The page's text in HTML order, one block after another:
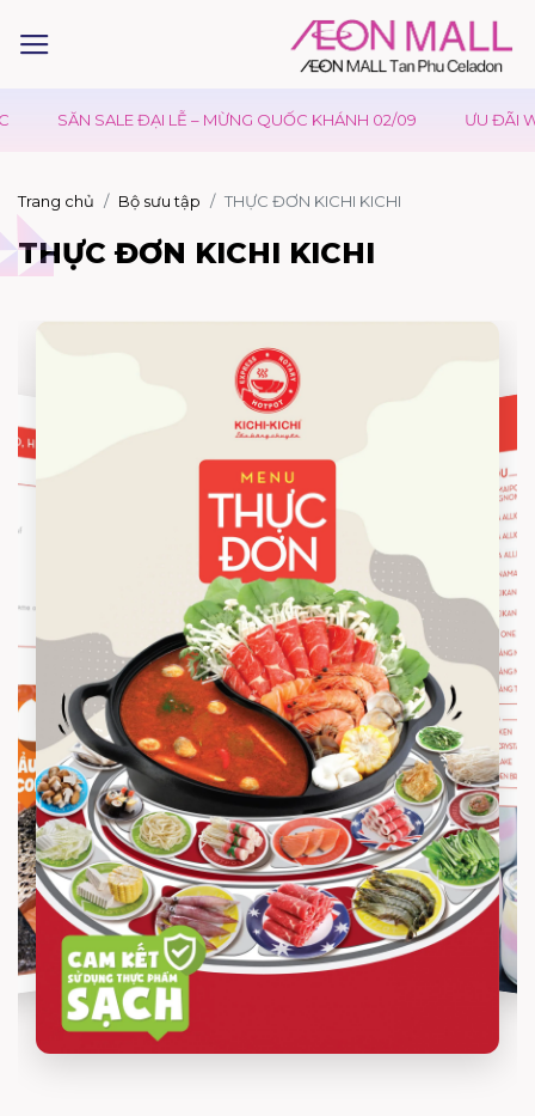
SĂN SALE ĐẠI LỄ – MỪNG QUỐC KHÁNH 02/09 ƯU ĐÃI
Trang chủ Bộ sưu tập THỰC ĐƠN KICHI KICHI
THỰC ĐƠN KICHI KICHI